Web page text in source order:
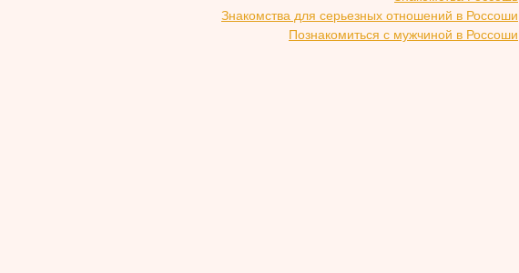
Знакомства для серьезных отношений в Россоши
Познакомиться с мужчиной в Россоши